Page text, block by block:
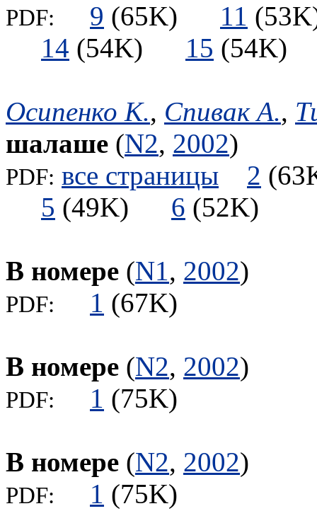
PDF: 9 (65K) 11
14 (54K) 15
Осипенко К., Спивак А.,
шалаше (N2, 2002)
PDF: все страницы 2
5 (49K) 6 (52K)
В номере (N1, 2002)
PDF: 1 (67K)
В номере (N2, 2002)
PDF: 1 (75K)
В номере (N2, 2002)
PDF: 1 (75K)